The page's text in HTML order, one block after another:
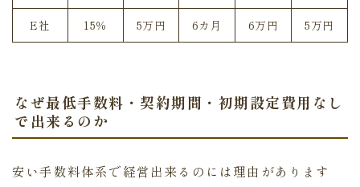
E社 15％ 5万円 6カ月 6万円 5万円
なぜ最低手数料・契約期間・初期設定費用なし
で出来るのか
安い手数料体系で経営出来るのには理由があります